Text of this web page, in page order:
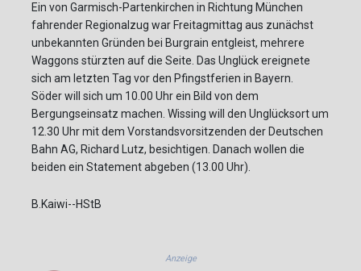
Ein von Garmisch-Partenkirchen in Richtung München
fahrender Regionalzug war Freitagmittag aus zunächst
unbekannten Gründen bei Burgrain entgleist, mehrere
Waggons stürzten auf die Seite. Das Unglück ereignete
sich am letzten Tag vor den Pfingstferien in Bayern.
Söder will sich um 10.00 Uhr ein Bild von dem
Bergungseinsatz machen. Wissing will den Unglücksort um
12.30 Uhr mit dem Vorstandsvorsitzenden der Deutschen
Bahn AG, Richard Lutz, besichtigen. Danach wollen die
beiden ein Statement abgeben (13.00 Uhr).
B.Kaiwi--HStB
Anzeige